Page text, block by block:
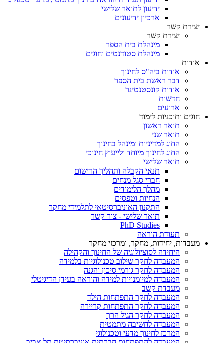
ידיעון לתואר שלישי
ארכיון ידיעונים
יצירת קשר
יצירת קשר
מינהלת בית הספר
מינהלת סטודנטים וחוגים
אודות
אודות ביה"ס לחינוך
דבר ראשת בית הספר
אודות קונסטנטינר
חדשות
ארועים
חוגים ותוכניות לימוד
תואר ראשון
תואר שני
החוג למדיניות ומינהל בחינוך
החוג לחינוך מיוחד ולייעוץ חינוכי
תואר שלישי
תנאי הקבלה ותהליך הרישום
חברי סגל מנחים
מהלך הלימודים
הנחיות וטפסים
התקנון האוניברסיטאי לתלמידי מחקר
תואר שלישי - צור קשר
PhD Studies
תעודת הוראה
מעבדות, יחידות, מחקר, ומרכזי מחקר
היחידה לסוציולוגיה של החינוך והקהילה
המעבדה לחקר שילוב טכנולוגיות בלמידה
המעבדה לחקר גורמי סיכון והגנה
המעבדה למיומנויות למידה והוראה בעידן הדיגיטלי
מעבדת קשב
המעבדה לחקר התפתחות הילד
המעבדה לחקר התפתחות קריירה
המעבדה לחקר הגיל הרך
המעבדה לחשיבה מתמטית
המרכז לחינוך מדעי וטכנולוגי